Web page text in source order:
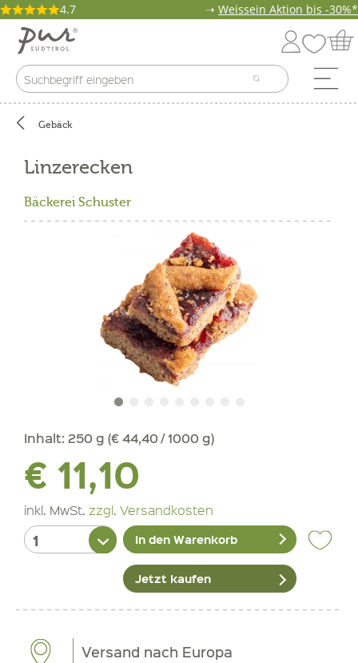
4.7 ➝ Weissein Aktion bis -30%*
Gebäck
Linzerecken
Bäckerei Schuster
Inhalt: 250 g (€ 44,40 / 1000 g)
€ 11,10
inkl. MwSt. zzgl. Versandkosten
In den Warenkorb
Jetzt kaufen
Versand nach Europa